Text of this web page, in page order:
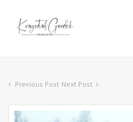
Previous Post Next Post